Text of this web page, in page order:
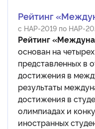
Рейтинг
с НАР-2019 по НАР-
Рейтинг
основан на
представленных в
достижения в
результаты
достижения в
олимпиадах и
иностранных